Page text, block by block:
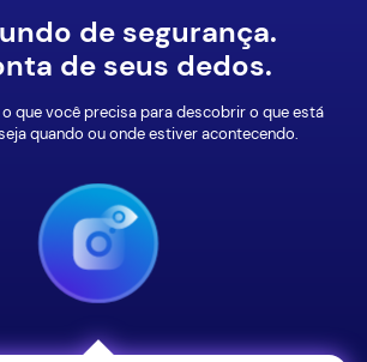
de segurança.
de seus dedos.
que você precisa para descobrir o que está
quando ou onde estiver acontecendo.